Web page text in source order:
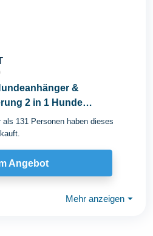
&
2 in 1 Hunde
als 131 Personen haben dieses
Angebot
Mehr anzeigen ⏷